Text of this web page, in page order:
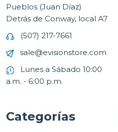
Pueblos (Juan Díaz)
Detrás de Conway, local A7
(507) 217-7661
sale@evisionstore.com
Lunes a Sábado 10:00
a.m. - 6:00 p.m.
Categorías